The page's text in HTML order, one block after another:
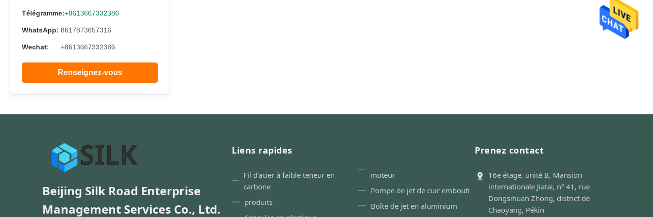
Télégramme:+8613667332386
WhatsApp: 8617873657316
Wechat: +8613667332386
Renseignez-vous
Beijing Silk Road Enterprise
Management Services Co., Ltd.
Liens rapides
Fil d'acier à faible teneur en
carbone
produits
moteur
Pompe de jet de cuir embouti
Boîte de jet en aluminium
Prenez contact
16e étage, unité B, Mansion
internationale Jiatai, n° 41, rue
Dongsihuan Zhong, district de
Chaoyang, Pékin